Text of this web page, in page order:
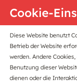
Anfahrt
Damen
Cookie-
Diese Website benutzt
Betrieb der Website
werden. Andere
Benutzung dieser
dienen oder die